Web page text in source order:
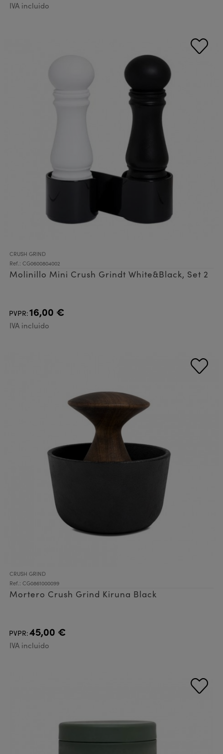
IVA incluido
CRUSH GRIND
Ref.: CG0600804002
Molinillo Mini Crush Grindt White&Black, Set 2
PVPR:16,00 €
IVA incluido
CRUSH GRIND
Ref.: CG0861000099
Mortero Crush Grind Kiruna Black
PVPR:45,00 €
IVA incluido